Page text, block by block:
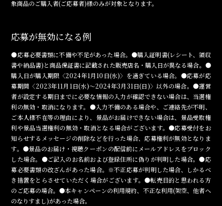
象商品のご購入者(ご応募者)様のみが対象となります。
応募が無効になる例
●応募必要書類に不備や不足があった場合。●購入証明書(レシート、領収
書や納品書)と商品保証書に記載された販売店名・購入日が異なる場合。●
購入日が購入期限〈2024年1月10日(水)〉を過ぎている場合。●応募が応
募期間〈2023年11月1日(水)～2024年3月31日(日)〉以外の場合。●運営
者が設定する期日までに必要な情報の入力が確認できない場合は、当選権
利の無効・取消になります。●入力不備のある場合や、ご連絡先が不明、
ご本人様不在等の理由により、景品がお届けできない場合は、景品受取権
利や景品当選権利の無効・取消となる場合がございます。●応募受付をお
知らせするメッセージの削除などを行った場合、応募権利が無効となりま
す。●景品のお届け・視聴クーポンの配信前にメールアドレスをブロック
した場合。●ご記入のお名前および登録住所に偽りが判明した場合。●応
募必要書類の改ざんがあった場合。※不正応募が判明した場合、しかるべ
き措置をとらさせていただく場合がございます。●転売目的と思われる方
のご応募の場合。●本キャンペーンの利用規約、不正な利用(架空、他者へ
のなりすまし)があった場合。